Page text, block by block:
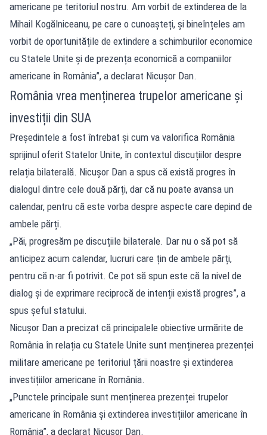
americane pe teritoriul nostru. Am vorbit de extinderea de la
Mihail Kogălniceanu, pe care o cunoașteți, și bineînțeles am
vorbit de oportunitățile de extindere a schimburilor economice
cu Statele Unite și de prezența economică a companiilor
americane în România”, a declarat Nicușor Dan.
România vrea menținerea trupelor americane și
investiții din SUA
Președintele a fost întrebat și cum va valorifica România
sprijinul oferit Statelor Unite, în contextul discuțiilor despre
relația bilaterală. Nicușor Dan a spus că există progres în
dialogul dintre cele două părți, dar că nu poate avansa un
calendar, pentru că este vorba despre aspecte care depind de
ambele părți.
„Păi, progresăm pe discuțiile bilaterale. Dar nu o să pot să
anticipez acum calendar, lucruri care țin de ambele părți,
pentru că n-ar fi potrivit. Ce pot să spun este că la nivel de
dialog și de exprimare reciprocă de intenții există progres”, a
spus șeful statului.
Nicușor Dan a precizat că principalele obiective urmărite de
România în relația cu Statele Unite sunt menținerea prezenței
militare americane pe teritoriul țării noastre și extinderea
investițiilor americane în România.
„Punctele principale sunt menținerea prezenței trupelor
americane în România și extinderea investițiilor americane în
România”, a declarat Nicușor Dan.